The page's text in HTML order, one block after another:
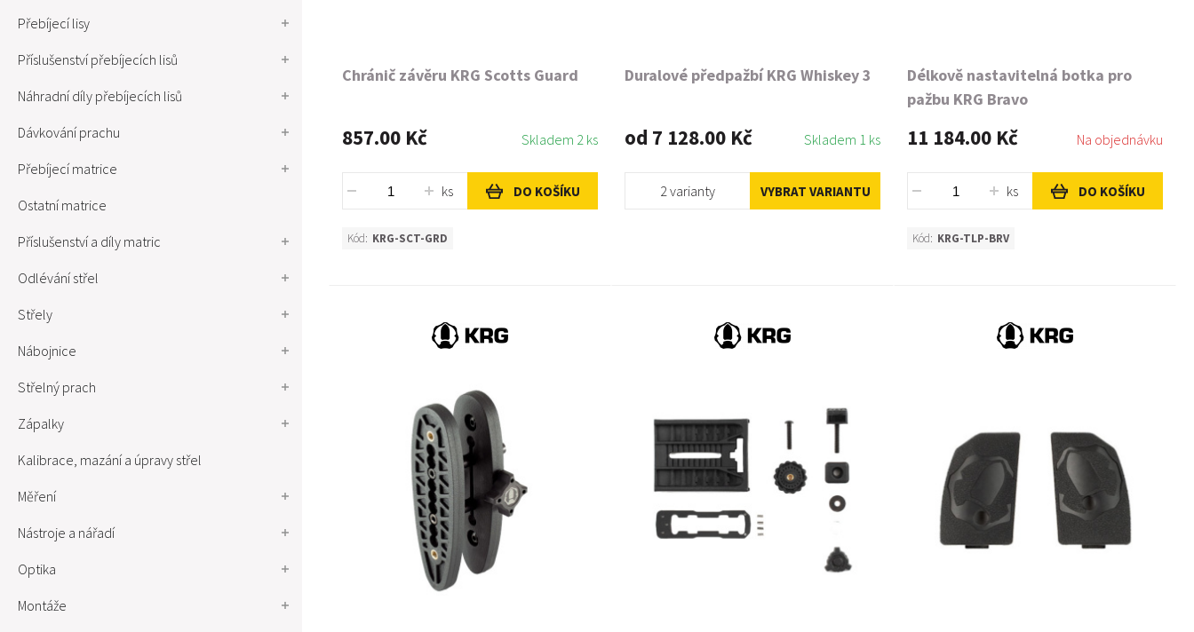
Přebíjecí lisy
Příslušenství přebíjecích lisů
Náhradní díly přebíjecích lisů
Dávkování prachu
Přebíjecí matrice
Ostatní matrice
Příslušenství a díly matric
Odlévání střel
Střely
Nábojnice
Střelný prach
Zápalky
Kalibrace, mazání a úpravy střel
Měření
Nástroje a nářadí
Optika
Montáže
Chránič závěru KRG Scotts Guard
857.00 Kč Skladem 2 ks
ks DO KOŠÍKU
Kód: KRG-SCT-GRD
Duralové předpažbí KRG Whiskey 3
od 7 128.00 Kč Skladem 1 ks
2 varianty VYBRAT VARIANTU
Délkově nastavitelná botka pro
pažbu KRG Bravo
11 184.00 Kč Na objednávku
ks DO KOŠÍKU
Kód: KRG-TLP-BRV